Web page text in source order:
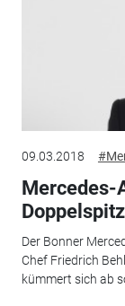
09.03.2018
Mercedes-
Der Bonner
Chef Friedrich
kümmert sich ab